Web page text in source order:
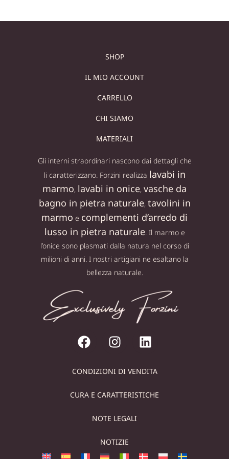
SHOP
IL MIO ACCOUNT
CARRELLO
CHI SIAMO
MATERIALI
Gli interni straordinari nascono dai dettagli che
li caratterizzano. Forzini realizza lavabi in
marmo, lavabi in onice, vasche da
bagno in pietra naturale, tavolini in
marmo e complementi d’arredo di
lusso in pietra naturale. Il marmo e
l’onice sono plasmati dalla natura nel corso di
milioni di anni. I nostri artigiani ne esaltano la
bellezza naturale.
CONDIZIONI DI VENDITA
CURA E CARATTERISTICHE
NOTE LEGALI
NOTIZIE